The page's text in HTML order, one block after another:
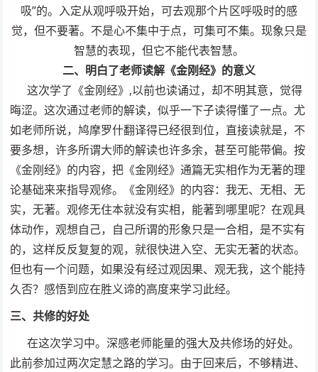
吸”的。入定从观呼吸开始，可去观那个片区呼吸时的感
觉，但不要著。不是心不集中于点，可集可不集。现象只是
智慧的表现，但它不能代表智慧。
二、明白了老师读解《金刚经》的意义
这次学了《金刚经》,以前也读诵过，却不明其意，觉得
晦涩。这次通过老师的解读，似乎一下子读得懂了一点。尤
如老师所说，鸠摩罗什翻译得已经很到位，直接读就是，不
要多想，许多所谓大师的解读也许多余，甚至可能带偏。按
《金刚经》的内容，把《金刚经》通篇无实相作为无著的理
论基础来来指导观修。《金刚经》的内容：我无、无相、无
实，无著。观修无住本就没有实相，能著到哪里呢？在观具
体动作，观想自己，自己所谓的形象只是一合相，是不实有
的，这样反反复复的观，就很快进入空、无实无著的状态。
但也有一个问题，如果没有经过观因果、观无我，这个能持
久否？感悟到应在胜义谛的高度来学习此经。
三、共修的好处
在这次学习中。深感老师能量的强大及共修场的好处。
此前参加过两次定慧之路的学习。由于回来后，不够精进、